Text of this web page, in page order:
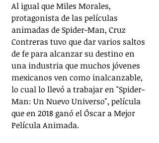
Al igual que Miles Morales,
protagonista de las películas
animadas de Spider-Man, Cruz
Contreras tuvo que dar varios saltos
de fe para alcanzar su destino en
una industria que muchos jóvenes
mexicanos ven como inalcanzable,
lo cual lo llevó a trabajar en "Spider-
Man: Un Nuevo Universo", película
que en 2018 ganó el Óscar a Mejor
Película Animada.